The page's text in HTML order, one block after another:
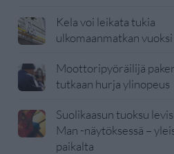
Kela voi leikata tukia
ulkomaanmatkan vuoksi
Moottoripyöräilijä
tutkaan hurja ylinopeus
Suolikaasun tuoksu
Man -näytöksessä –
paikalta